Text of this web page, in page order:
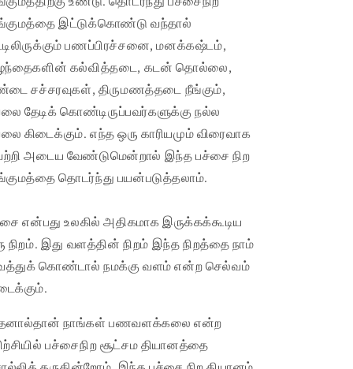
இட்டுக்கொண்டு வந்தால்
பணப்பிரச்சனை, மனக்கஷ்டம்,
கல்வித்தடை, கடன் தொல்லை,
சச்சரவுகள், திருமணத்தடை நீங்கும்,
தேடிக் கொண்டிருப்பவர்களுக்கு நல்ல
கிடைக்கும். எந்த ஒரு காரியமும் விரைவாக
அடைய வேண்டுமென்றால் இந்த பச்சை நிற
தொடர்ந்து பயன்படுத்தலாம்.
என்பது உலகில் அதிகமாக இருக்கக்கூடிய
நிறம். இது வளத்தின் நிறம் இந்த நிறத்தை நாம்
கொண்டால் நமக்கு வளம் என்ற செல்வம்
நாங்கள் பணவளக்கலை என்ற
பச்சைநிற சூட்சம தியானத்தை